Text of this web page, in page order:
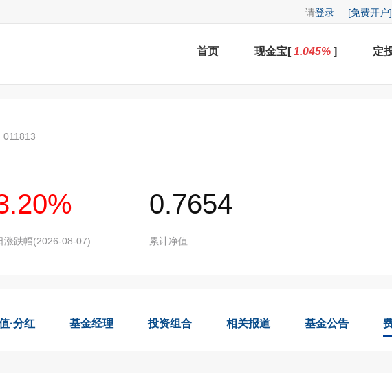
请登录 [免费开户]
首页 现金宝[1.045% ] 定
011813
涨跌幅(2026-08-07)
0.7654
累计净值
·分红 基金经理 投资组合 相关报道 基金公告